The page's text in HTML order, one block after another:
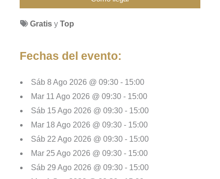
Gratisy Top
Fechas del evento:
Sáb 8 Ago 2026 @ 09:30 - 15:00
Mar 11 Ago 2026 @ 09:30 - 15:00
Sáb 15 Ago 2026 @ 09:30 - 15:00
Mar 18 Ago 2026 @ 09:30 - 15:00
Sáb 22 Ago 2026 @ 09:30 - 15:00
Mar 25 Ago 2026 @ 09:30 - 15:00
Sáb 29 Ago 2026 @ 09:30 - 15:00